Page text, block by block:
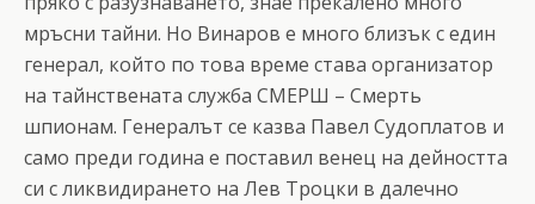
мръсни тайни. Но Винаров е много близък с един
генерал, който по това време става организатор
на тайнствената служба СМЕРШ – Смерть
шпионам. Генералът се казва Павел Судоплатов и
само преди година е поставил венец на дейността
си с ликвидирането на Лев Троцки в далечно